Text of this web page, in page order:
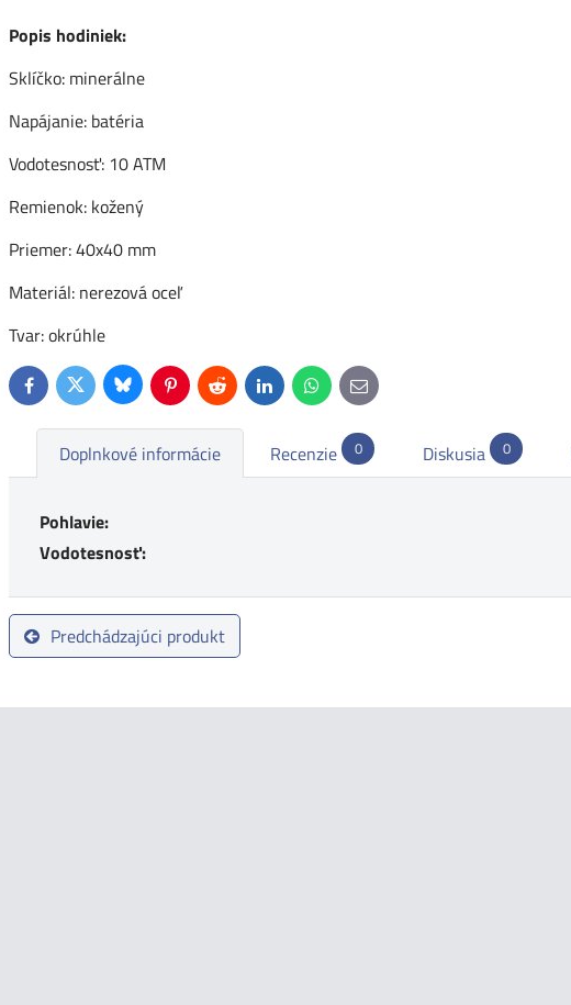
Popis hodiniek:
Sklíčko: minerálne
Napájanie: batéria
Vodotesnosť: 10 ATM
Remienok: kožený
Priemer: 40x40 mm
Materiál: nerezová oceľ
Tvar: okrúhle
FacebookTwitterBlueskyPinterestReddit LinkedInWhatsApp
E-
mail
Doplnkové informácie Recenzie 0 Diskusia 0
Pohlavie:
Vodotesnosť:
Predchádzajúci produkt